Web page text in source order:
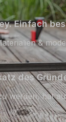
Einfach
&
des
werden, hat